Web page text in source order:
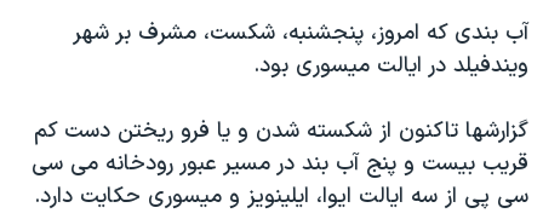
ویدیوها
فرهنگ و زندگی
حقوق شهروندی
اقتصادی
علم و فناوری
بایگانی برنامه‌های تلویزیونی
مستندها
انتخابات ریاست جمهوری آمریکا ۲۰۲۴
حمله جمهوری اسلامی به اسرائیل
رمز مهسا
دنبال کنید
آب بندی که امروز، پنجشنبه، شکست، مشرف بر شهر
ويندفيلد در ايالت ميسوری بود.
گزارشها تاکنون از شکسته شدن و يا فرو ريختن دست کم
قريب بيست و پنج آب بند در مسير عبور رودخانه می سی
سی پی از سه ايالت ايوا، ايلينويز و ميسوری حکايت دارد.